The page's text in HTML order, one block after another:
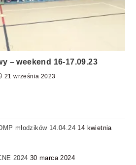
– weekend 16-17.09.23
21 września 2023
młodzików 14.04.24 14 kwietnia
2024 30 marca 2024